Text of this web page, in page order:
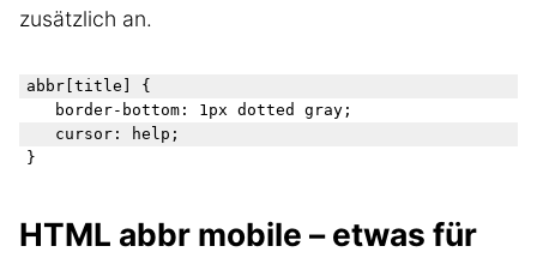
zusätzlich an.
abbr[title] {
	border-bottom: 1px dotted gray;
	cursor: help;
HTML abbr mobile – etwas für